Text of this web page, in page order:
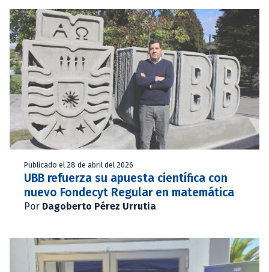
Publicado el 28 de abril del 2026
UBB refuerza su apuesta científica con
nuevo Fondecyt Regular en matemática
Por Dagoberto Pérez Urrutia